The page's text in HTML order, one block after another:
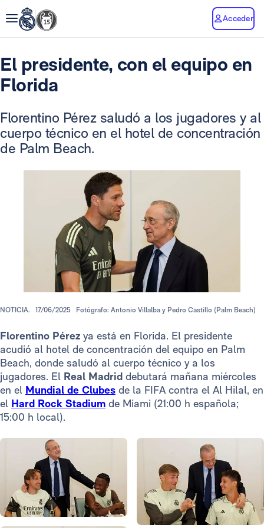
Acceder
El presidente, con el equipo en
Florida
Florentino Pérez saludó a los jugadores y al
cuerpo técnico en el hotel de concentración
de Palm Beach.
NOTICIA. 17/06/2025 Fotógrafo: Antonio Villalba y Pedro Castillo (Palm Beach)
Florentino Pérez ya está en Florida. El presidente
acudió al hotel de concentración del equipo en Palm
Beach, donde saludó al cuerpo técnico y a los
jugadores. El Real Madrid debutará mañana miércoles
en el Mundial de Clubes de la FIFA contra el Al Hilal, en
el Hard Rock Stadium de Miami (21:00 h española;
15:00 h local).